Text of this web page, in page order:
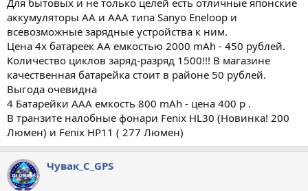
Для бытовых и не только целей есть отличные японcкие
аккумуляторы АА и ААА типа Sanyo Eneloop и
всевозможные зарядные устройства к ним.
Цена 4х батареек АА емкостью 2000 mAh - 450 рублей.
Количество циклов заряд-разряд 1500!!! В магазине
качественная батарейка стоит в районе 50 рублей.
Выгода очевидна
4 Батарейки ААА емкость 800 mAh - цена 400 р .
В транзите налобные фонари Fenix HL30 (Новинка! 200
Люмен) и Fenix HP11 ( 277 Люмен)
Чувак_С_GPS